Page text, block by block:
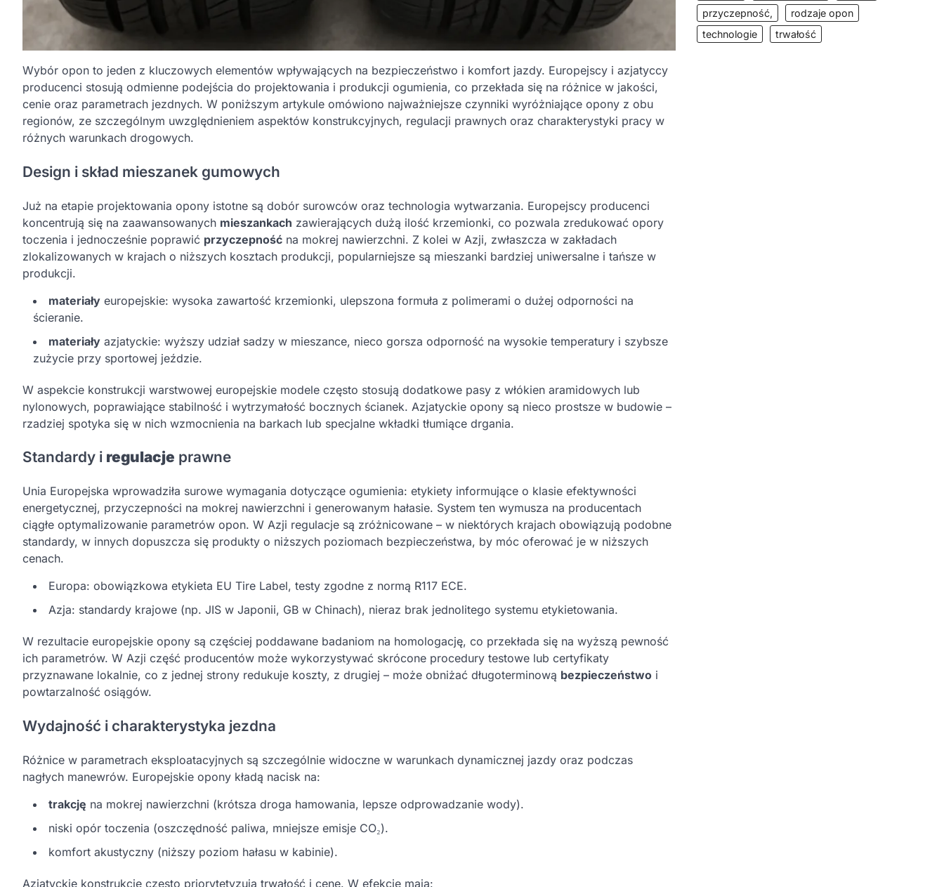
Wybór opon to jeden z kluczowych elementów wpływających na bezpieczeństwo i komfort jazdy. Europejscy i azjatyccy
producenci stosują odmienne podejścia do projektowania i produkcji ogumienia, co przekłada się na różnice w jakości,
cenie oraz parametrach jezdnych. W poniższym artykule omówiono najważniejsze czynniki wyróżniające opony z obu
regionów, ze szczególnym uwzględnieniem aspektów konstrukcyjnych, regulacji prawnych oraz charakterystyki pracy w
różnych warunkach drogowych.
Design i skład mieszanek gumowych
Już na etapie projektowania opony istotne są dobór surowców oraz technologia wytwarzania. Europejscy producenci
koncentrują się na zaawansowanych mieszankach zawierających dużą ilość krzemionki, co pozwala zredukować opory
toczenia i jednocześnie poprawić przyczepność na mokrej nawierzchni. Z kolei w Azji, zwłaszcza w zakładach
zlokalizowanych w krajach o niższych kosztach produkcji, popularniejsze są mieszanki bardziej uniwersalne i tańsze w
produkcji.
materiały europejskie: wysoka zawartość krzemionki, ulepszona formuła z polimerami o dużej odporności na
ścieranie.
materiały azjatyckie: wyższy udział sadzy w mieszance, nieco gorsza odporność na wysokie temperatury i szybsze
zużycie przy sportowej jeździe.
W aspekcie konstrukcji warstwowej europejskie modele często stosują dodatkowe pasy z włókien aramidowych lub
nylonowych, poprawiające stabilność i wytrzymałość bocznych ścianek. Azjatyckie opony są nieco prostsze w budowie –
rzadziej spotyka się w nich wzmocnienia na barkach lub specjalne wkładki tłumiące drgania.
Standardy i regulacje prawne
Unia Europejska wprowadziła surowe wymagania dotyczące ogumienia: etykiety informujące o klasie efektywności
energetycznej, przyczepności na mokrej nawierzchni i generowanym hałasie. System ten wymusza na producentach
ciągłe optymalizowanie parametrów opon. W Azji regulacje są zróżnicowane – w niektórych krajach obowiązują podobne
standardy, w innych dopuszcza się produkty o niższych poziomach bezpieczeństwa, by móc oferować je w niższych
cenach.
Europa: obowiązkowa etykieta EU Tire Label, testy zgodne z normą R117 ECE.
Azja: standardy krajowe (np. JIS w Japonii, GB w Chinach), nieraz brak jednolitego systemu etykietowania.
W rezultacie europejskie opony są częściej poddawane badaniom na homologację, co przekłada się na wyższą pewność
ich parametrów. W Azji część producentów może wykorzystywać skrócone procedury testowe lub certyfikaty
przyznawane lokalnie, co z jednej strony redukuje koszty, z drugiej – może obniżać długoterminową bezpieczeństwo i
powtarzalność osiągów.
Wydajność i charakterystyka jezdna
Różnice w parametrach eksploatacyjnych są szczególnie widoczne w warunkach dynamicznej jazdy oraz podczas
nagłych manewrów. Europejskie opony kładą nacisk na:
trakcję na mokrej nawierzchni (krótsza droga hamowania, lepsze odprowadzanie wody).
niski opór toczenia (oszczędność paliwa, mniejsze emisje CO₂).
komfort akustyczny (niższy poziom hałasu w kabinie).
Azjatyckie konstrukcje często priorytetyzują trwałość i cenę. W efekcie mają:
przyczepność,
rodzaje opon
technologie
trwałość